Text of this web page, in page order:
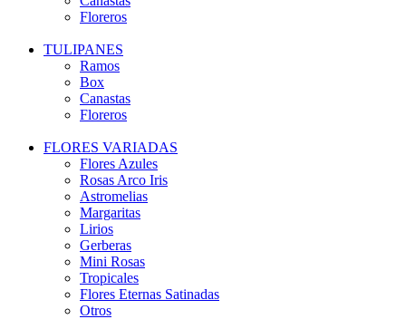
Floreros
TULIPANES
Ramos
Box
Canastas
Floreros
FLORES VARIADAS
Flores Azules
Rosas Arco Iris
Astromelias
Margaritas
Lirios
Gerberas
Mini Rosas
Tropicales
Flores Eternas Satinadas
Otros